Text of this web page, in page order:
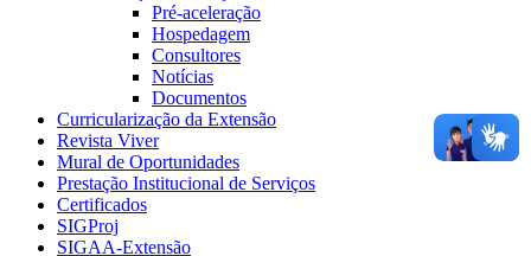
Pré-aceleração
Hospedagem
Consultores
Notícias
Documentos
Curricularização da Extensão
Revista Viver
Mural de Oportunidades
Prestação Institucional de Serviços
Certificados
SIGProj
SIGAA-Extensão